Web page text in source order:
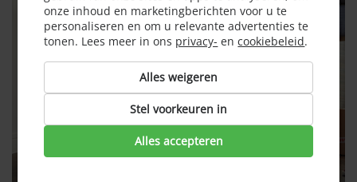
onze inhoud en marketingberichten voor u te
personaliseren en om u relevante advertenties te
tonen. Lees meer in ons privacy- encookiebeleid.
Alles weigeren
Stel voorkeuren in
Alles accepteren